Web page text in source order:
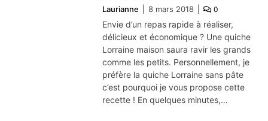
Laurianne 8 mars 2018 0
Envie d’un repas rapide à réaliser,
délicieux et économique ? Une quiche
Lorraine maison saura ravir les grands
comme les petits. Personnellement, je
préfère la quiche Lorraine sans pâte
c’est pourquoi je vous propose cette
recette ! En quelques minutes,…